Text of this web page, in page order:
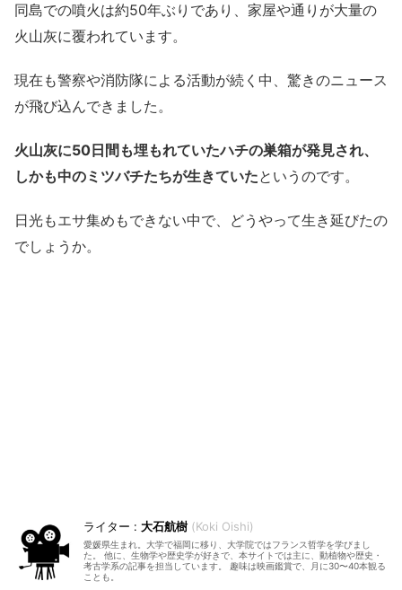
同島での噴火は約50年ぶりであり、家屋や通りが大量の
火山灰に覆われています。
現在も警察や消防隊による活動が続く中、驚きのニュース
が飛び込んできました。
火山灰に50日間も埋もれていたハチの巣箱が発見され、
しかも中のミツバチたちが生きていたというのです。
日光もエサ集めもできない中で、どうやって生き延びたの
でしょうか。
大石航樹 Koki Oishi
愛媛県生まれ。大学で福岡に移り、大学院ではフランス哲学を学びまし
た。 他に、生物学や歴史学が好きで、本サイトでは主に、動植物や歴史・
考古学系の記事を担当しています。 趣味は映画鑑賞で、月に30〜40本観る
ことも。